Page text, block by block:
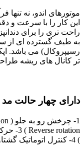
موتورهای اندو، نه تنها
این کار را با سرعت و
راحت تری را برای
به طیف گسترده ای
رسیپروکال) می باشد.
تر کانال های ریشه
دارای چهار حالت
) 4- کنترل اتوماتیک گشتاور ( Automatic torque control )